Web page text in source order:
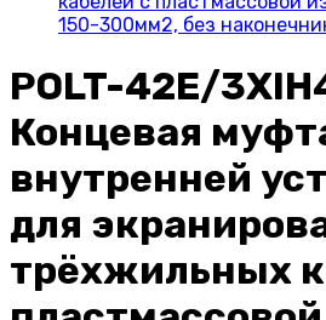
150-300мм2, без
POLT-42E/
Концевая
внутренней
для
трёхжильных